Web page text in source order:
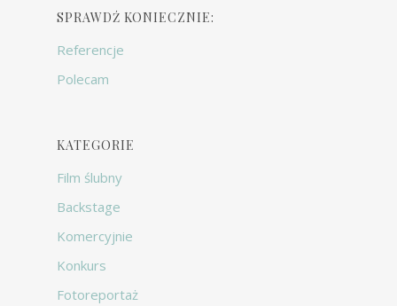
SPRAWDŹ KONIECZNIE:
Referencje
Polecam
KATEGORIE
Film ślubny
Backstage
Komercyjnie
Konkurs
Fotoreportaż